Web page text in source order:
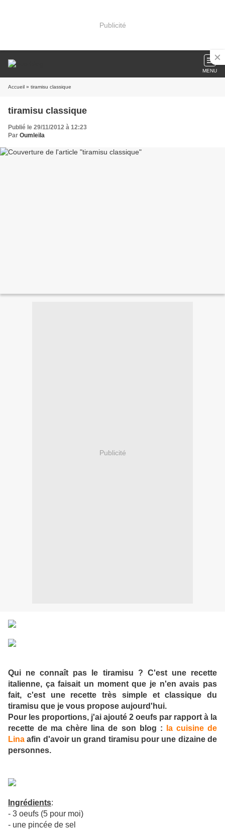
Publicité
MENU
Accueil » tiramisu classique
tiramisu classique
Publié le 29/11/2012 à 12:23
Par Oumleïla
Publicité
Qui ne connaît pas le tiramisu ? C'est une recette
italienne, ça faisait un moment que je n'en avais pas
fait, c'est une recette très simple et classique du
tiramisu que je vous propose aujourd'hui.
Pour les proportions, j'ai ajouté 2 oeufs par rapport à la
recette de ma chère lina de son blog :
la cuisine de
Lina afin d'avoir un grand tiramisu pour une dizaine de
personnes.
Ingrédients:
- 3 oeufs (5 pour moi)
- une pincée de sel